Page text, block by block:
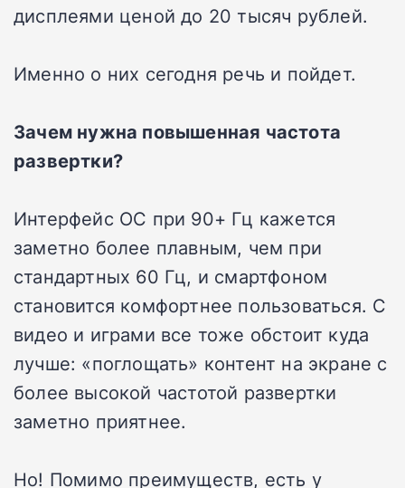
дисплеями ценой до 20 тысяч рублей.
Именно о них сегодня речь и пойдет.
Зачем нужна повышенная частота
развертки?
Интерфейс ОС при 90+ Гц кажется
заметно более плавным, чем при
стандартных 60 Гц, и смартфоном
становится комфортнее пользоваться. С
видео и играми все тоже обстоит куда
лучше: «поглощать» контент на экране с
более высокой частотой развертки
заметно приятнее.
Но! Помимо преимуществ, есть у